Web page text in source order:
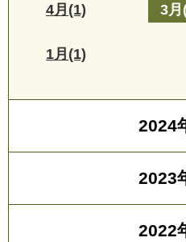
4月(1) 3月
1月(1)
2024
2023
2022